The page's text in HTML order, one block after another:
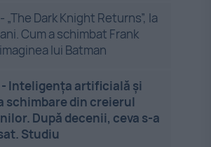
- „The Dark Knight Returns”, la
Cum a schimbat Frank
lui Batman
- Inteligența artificială și
schimbare din creierul
După decenii, ceva s-a
Studiu